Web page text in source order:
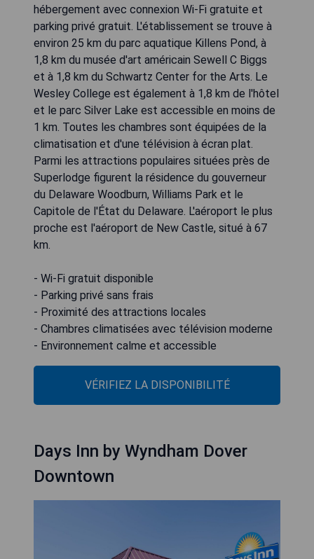
hébergement avec connexion Wi-Fi gratuite et
parking privé gratuit. L'établissement se trouve à
environ 25 km du parc aquatique Killens Pond, à
1,8 km du musée d'art américain Sewell C Biggs
et à 1,8 km du Schwartz Center for the Arts. Le
Wesley College est également à 1,8 km de l'hôtel
et le parc Silver Lake est accessible en moins de
1 km. Toutes les chambres sont équipées de la
climatisation et d'une télévision à écran plat.
Parmi les attractions populaires situées près de
Superlodge figurent la résidence du gouverneur
du Delaware Woodburn, Williams Park et le
Capitole de l'État du Delaware. L'aéroport le plus
proche est l'aéroport de New Castle, situé à 67
km.
- Wi-Fi gratuit disponible
- Parking privé sans frais
- Proximité des attractions locales
- Chambres climatisées avec télévision moderne
- Environnement calme et accessible
VÉRIFIEZ LA DISPONIBILITÉ
Days Inn by Wyndham Dover
Downtown